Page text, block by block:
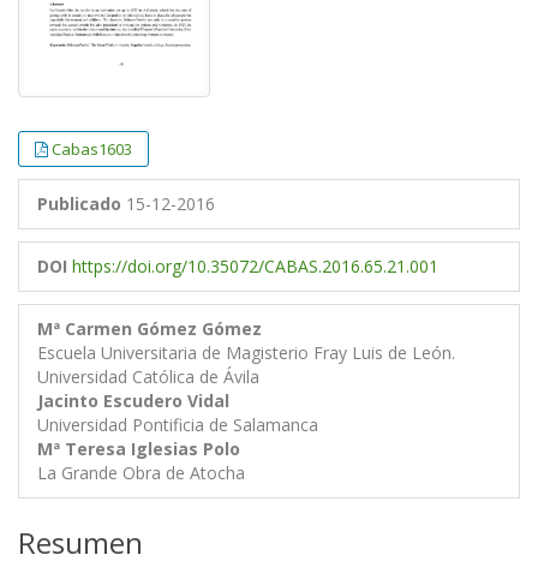
Cabas1603
Publicado 15-12-2016
DOI https://doi.org/10.35072/CABAS.2016.65.21.001
Mª Carmen Gómez Gómez
Escuela Universitaria de Magisterio Fray Luis de León.
Universidad Católica de Ávila
Jacinto Escudero Vidal
Universidad Pontificia de Salamanca
Mª Teresa Iglesias Polo
La Grande Obra de Atocha
Resumen